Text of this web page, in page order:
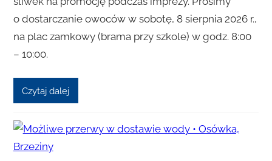
o dostarczanie owoców w sobotę, 8 sierpnia 2026 r.,
na plac zamkowy (brama przy szkole) w godz. 8:00
– 10:00.
Czytaj dalej